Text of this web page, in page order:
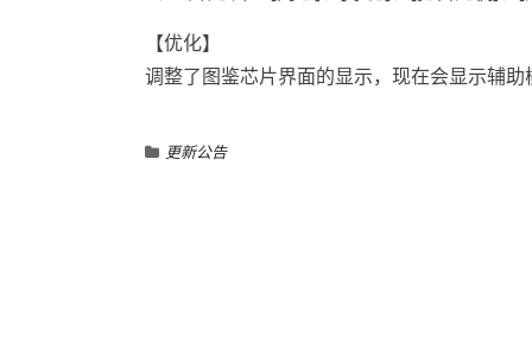
【优化】
调整了图鉴芯片界面的显示，现在会显示辅助
更新公告